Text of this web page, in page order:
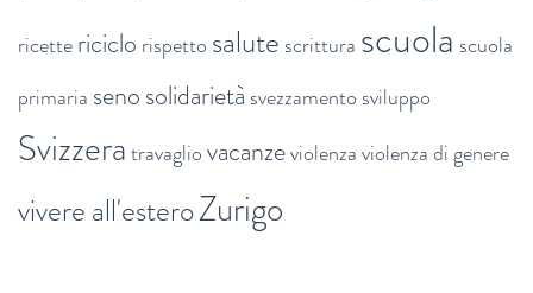
ricettericiclo rispetto salute scrittura scuola scuola
primaria senosolidarietà svezzamento sviluppo
Svizzeratravagliovacanzeviolenzaviolenza di genere
vivere all'esteroZurigo